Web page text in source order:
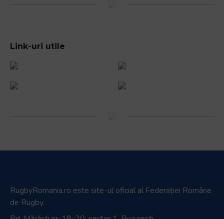
Link-uri utile
RugbyRomania.ro este site-ul oficial al Federației Române
de Rugby.